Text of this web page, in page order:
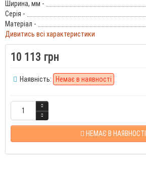
Ширина, мм -
Серія -
Матеріал -
Дивитись всі характеристики
10 113 грн
Наявність: Немає в наявності
НЕМАЄ В НАЯВНОСТІ